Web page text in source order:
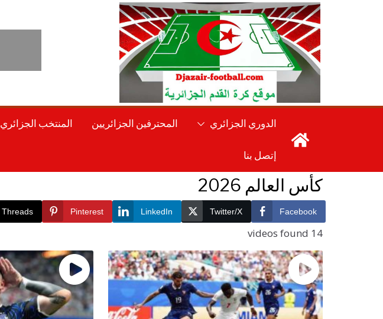
الدوري الجزائري المحترفين الجزائريين المنتخب الجزائري
إتصل بنا
كأس العالم 2026
Facebook
Twitter/X
LinkedIn
Pinterest
Threads
14 videos found